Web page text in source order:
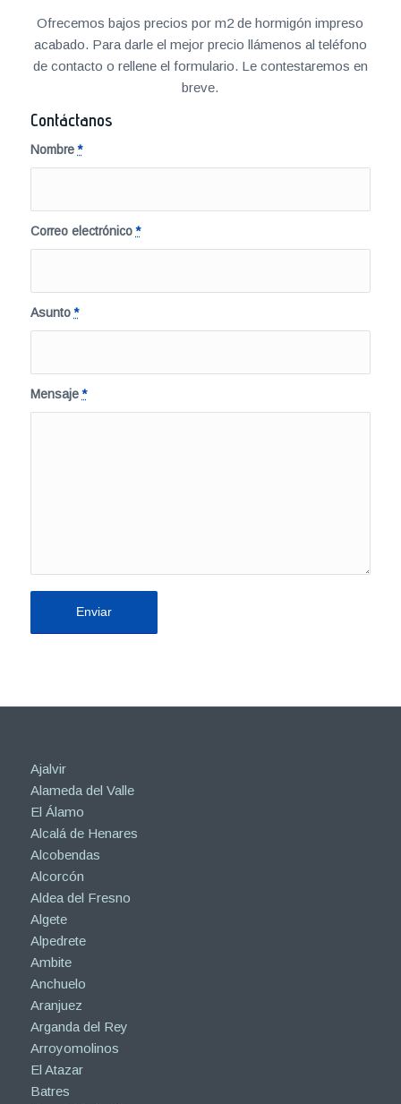
Ofrecemos bajos precios por m2 de hormigón impreso
acabado. Para darle el mejor precio llámenos al teléfono
de contacto o rellene el formulario. Le contestaremos en
breve.
Contáctanos
Nombre*
Correo electrónico*
Asunto*
Mensaje*
Ajalvir
Alameda del Valle
El Álamo
Alcalá de Henares
Alcobendas
Alcorcón
Aldea del Fresno
Algete
Alpedrete
Ambite
Anchuelo
Aranjuez
Arganda del Rey
Arroyomolinos
El Atazar
Batres